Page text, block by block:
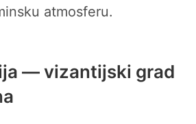
atmosferu.
— vizantijski grad